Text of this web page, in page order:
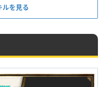
を見る